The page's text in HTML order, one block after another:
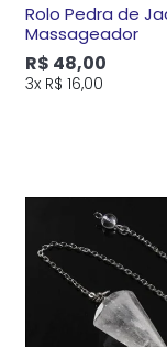
Rolo Pedra de
Massageador
R$ 48,00
3x R$ 16,00